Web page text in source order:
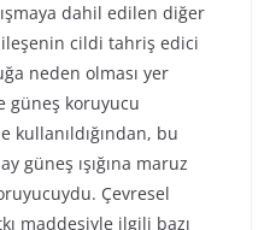
dahil edilen diğer
cildi tahriş edici
neden olması yer
güneş koruyucu
kullanıldığından, bu
güneş ışığına maruz
Çevresel
maddesiyle ilgili bazı